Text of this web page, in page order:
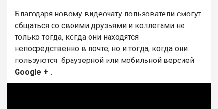
Благодаря новому видеочату пользователи смогут
общаться со своими друзьями и коллегами не
только тогда, когда они находятся
непосредственно в почте, но и тогда, когда они
пользуются браузерной или мобильной версией
Google + .